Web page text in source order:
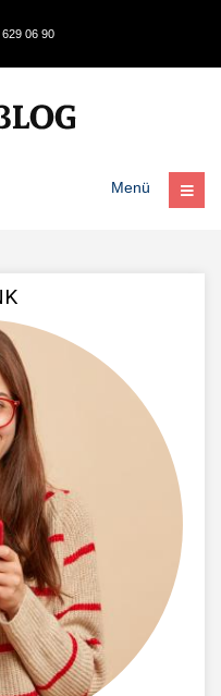
06 90
Menü